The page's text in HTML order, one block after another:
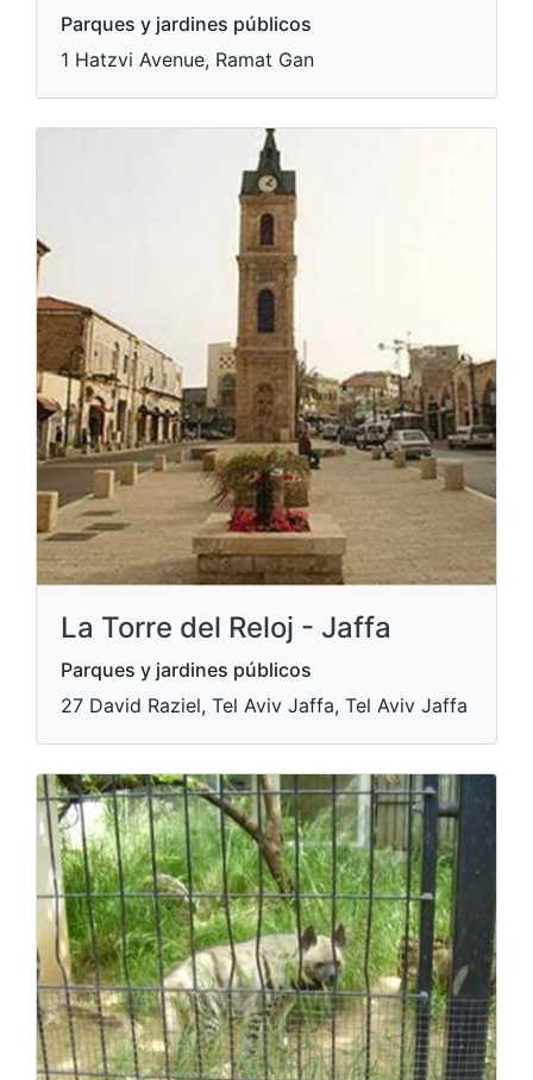
Parques y jardines públicos
1 Hatzvi Avenue, Ramat Gan
La Torre del Reloj - Jaffa
Parques y jardines públicos
27 David Raziel, Tel Aviv Jaffa, Tel Aviv Jaffa